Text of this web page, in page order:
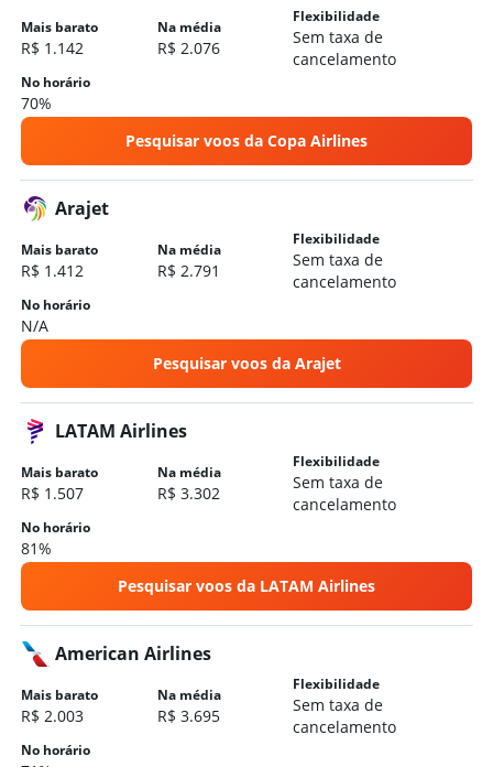
Mais barato
R$ 1.142
Na média
R$ 2.076
Flexibilidade
Sem taxa de
cancelamento
No horário
70%
Pesquisar voos da Copa Airlines
Arajet
Mais barato
R$ 1.412
Na média
R$ 2.791
Flexibilidade
Sem taxa de
cancelamento
No horário
N/A
Pesquisar voos da Arajet
LATAM Airlines
Mais barato
R$ 1.507
Na média
R$ 3.302
Flexibilidade
Sem taxa de
cancelamento
No horário
81%
Pesquisar voos da LATAM Airlines
American Airlines
Mais barato
R$ 2.003
Na média
R$ 3.695
Flexibilidade
Sem taxa de
cancelamento
No horário